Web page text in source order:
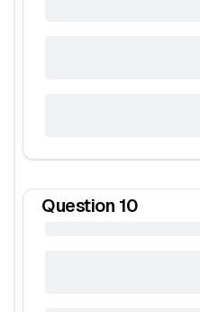
Question 10